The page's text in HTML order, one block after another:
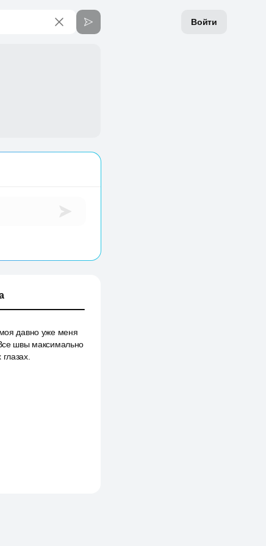
Войти
давно уже меня
швы максимально